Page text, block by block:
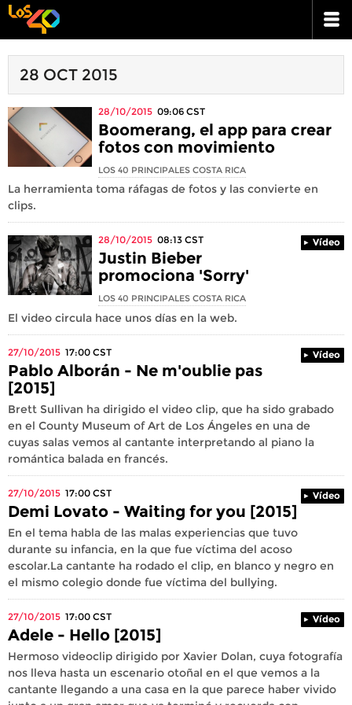
28 OCT 2015
28/10/2015 09:06 CST
Boomerang, el app para crear
fotos con movimiento
LOS 40 PRINCIPALES COSTA RICA
La herramienta toma ráfagas de fotos y las convierte en
clips.
28/10/2015 08:13 CST Vídeo
Justin Bieber
promociona 'Sorry'
LOS 40 PRINCIPALES COSTA RICA
El video circula hace unos días en la web.
27/10/2015 17:00 CST Vídeo
Pablo Alborán - Ne m'oublie pas
[2015]
Brett Sullivan ha dirigido el video clip, que ha sido grabado
en el County Museum of Art de Los Ángeles en una de
cuyas salas vemos al cantante interpretando al piano la
romántica balada en francés.
27/10/2015 17:00 CST Vídeo
Demi Lovato - Waiting for you [2015]
En el tema habla de las malas experiencias que tuvo
durante su infancia, en la que fue víctima del acoso
escolar.La cantante ha rodado el clip, en blanco y negro en
el mismo colegio donde fue víctima del bullying.
27/10/2015 17:00 CST Vídeo
Adele - Hello [2015]
Hermoso videoclip dirigido por Xavier Dolan, cuya fotografía
nos lleva hasta un escenario otoñal en el que vemos a la
cantante llegando a una casa en la que parece haber vivido